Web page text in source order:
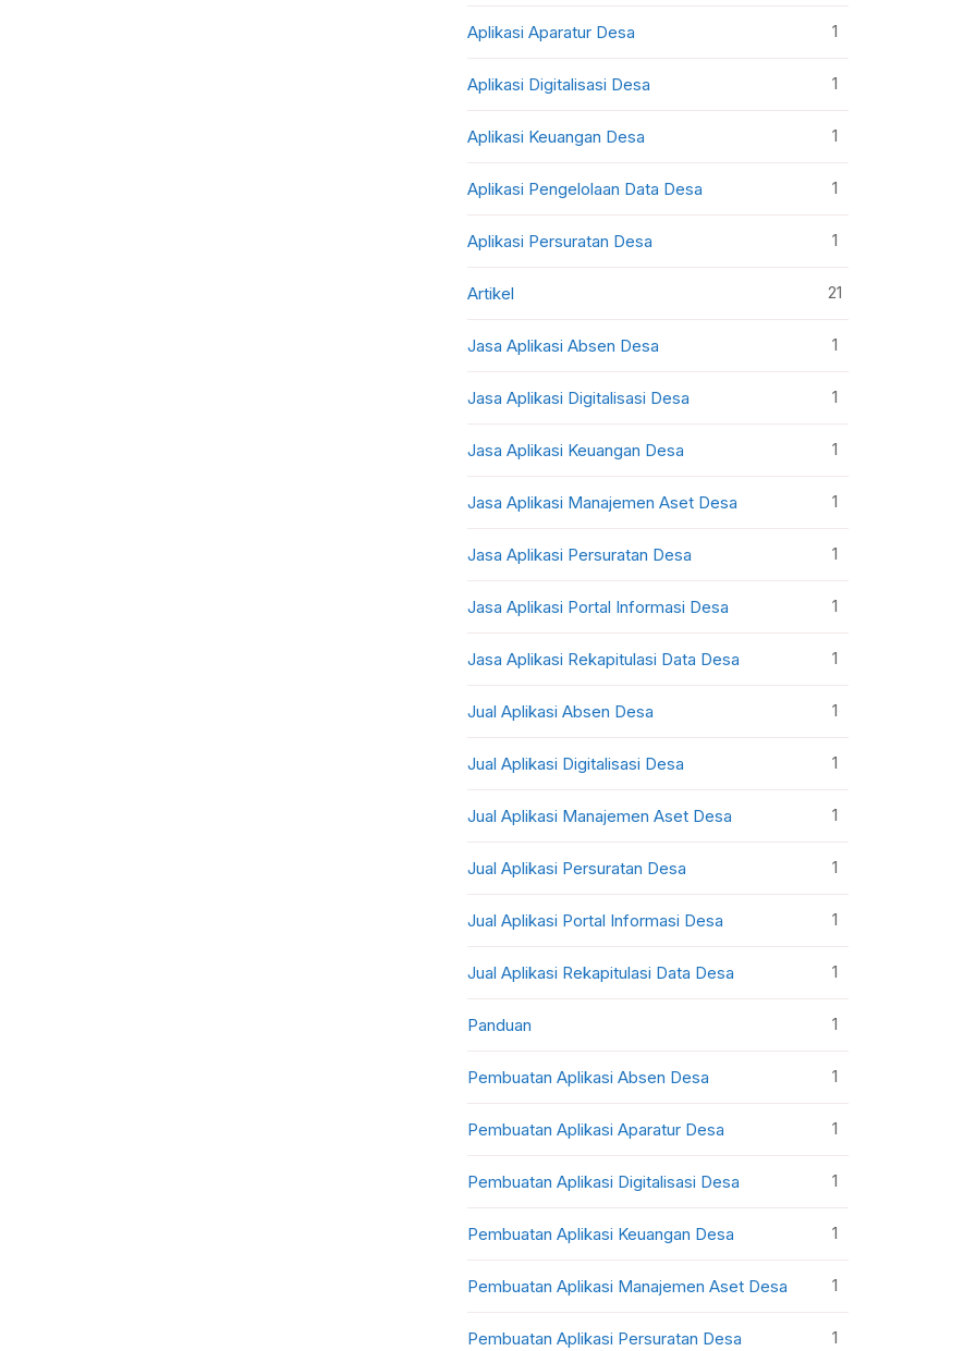
Aplikasi Aparatur Desa 1
Aplikasi Digitalisasi Desa 1
Aplikasi Keuangan Desa 1
Aplikasi Pengelolaan Data Desa 1
Aplikasi Persuratan Desa 1
Artikel 21
Jasa Aplikasi Absen Desa 1
Jasa Aplikasi Digitalisasi Desa 1
Jasa Aplikasi Keuangan Desa 1
Jasa Aplikasi Manajemen Aset Desa 1
Jasa Aplikasi Persuratan Desa 1
Jasa Aplikasi Portal Informasi Desa 1
Jasa Aplikasi Rekapitulasi Data Desa 1
Jual Aplikasi Absen Desa 1
Jual Aplikasi Digitalisasi Desa 1
Jual Aplikasi Manajemen Aset Desa 1
Jual Aplikasi Persuratan Desa 1
Jual Aplikasi Portal Informasi Desa 1
Jual Aplikasi Rekapitulasi Data Desa 1
Panduan 1
Pembuatan Aplikasi Absen Desa 1
Pembuatan Aplikasi Aparatur Desa 1
Pembuatan Aplikasi Digitalisasi Desa 1
Pembuatan Aplikasi Keuangan Desa 1
Pembuatan Aplikasi Manajemen Aset Desa 1
Pembuatan Aplikasi Persuratan Desa 1